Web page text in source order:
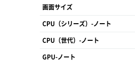
画面サイズ
CPU（シリーズ）-ノート
CPU（世代）-ノート
GPU-ノート